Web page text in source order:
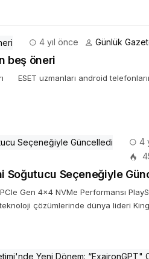
4 yıl önce Günlük
beş öneri
uzmanları android telefonların
4
Soğutucu Seçeneğiyle
Gen 4×4 NVMe Performansı
çözümlerinde dünya lideri